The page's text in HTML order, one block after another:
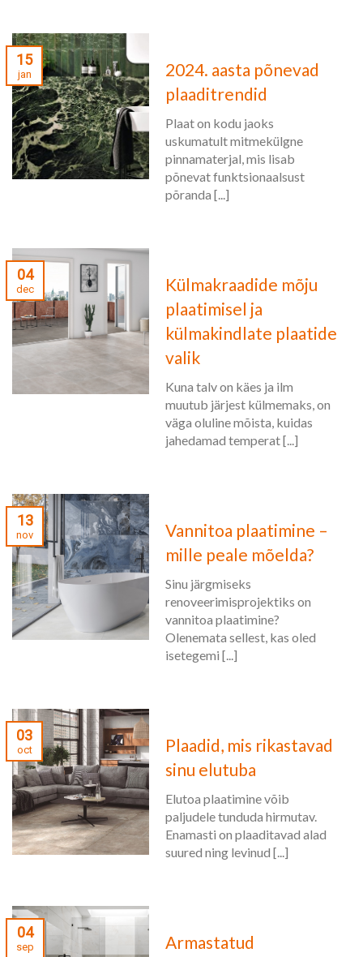
15
jan
2024. aasta põnevad
plaaditrendid
Plaat on kodu jaoks
uskumatult mitmekülgne
pinnamaterjal, mis lisab
põnevat funktsionaalsust
põranda [...]
04
dec
Külmakraadide mõju
plaatimisel ja
külmakindlate plaatide
valik
Kuna talv on käes ja ilm
muutub järjest külmemaks, on
väga oluline mõista, kuidas
jahedamad temperat [...]
13
nov
Vannitoa plaatimine –
mille peale mõelda?
Sinu järgmiseks
renoveerimisprojektiks on
vannitoa plaatimine?
Olenemata sellest, kas oled
isetegemi [...]
03
oct
Plaadid, mis rikastavad
sinu elutuba
Elutoa plaatimine võib
paljudele tunduda hirmutav.
Enamasti on plaaditavad alad
suured ning levinud [...]
04
sep
Armastatud